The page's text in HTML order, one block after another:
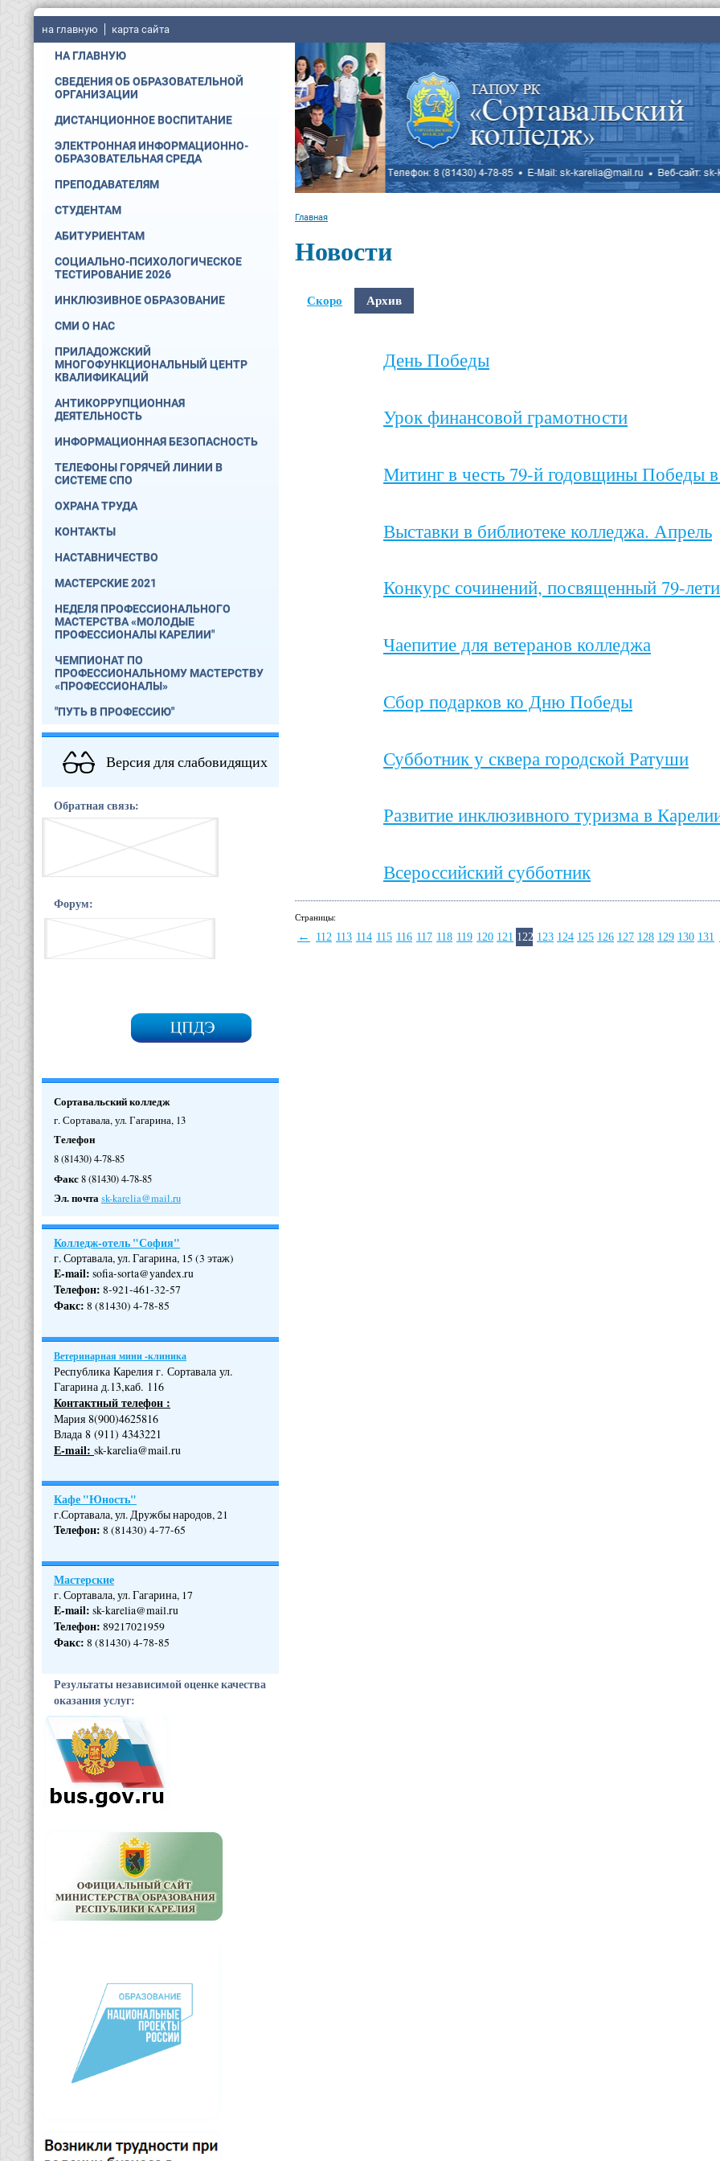
на главную карта сайта
НА ГЛАВНУЮ
СВЕДЕНИЯ ОБ ОБРАЗОВАТЕЛЬНОЙ
ОРГАНИЗАЦИИ
ДИСТАНЦИОННОЕ ВОСПИТАНИЕ
ЭЛЕКТРОННАЯ ИНФОРМАЦИОННО-
ОБРАЗОВАТЕЛЬНАЯ СРЕДА
ПРЕПОДАВАТЕЛЯМ
СТУДЕНТАМ
АБИТУРИЕНТАМ
СОЦИАЛЬНО-ПСИХОЛОГИЧЕСКОЕ
ТЕСТИРОВАНИЕ 2026
ИНКЛЮЗИВНОЕ ОБРАЗОВАНИЕ
СМИ О НАС
ПРИЛАДОЖСКИЙ
МНОГОФУНКЦИОНАЛЬНЫЙ ЦЕНТР
КВАЛИФИКАЦИЙ
АНТИКОРРУПЦИОННАЯ
ДЕЯТЕЛЬНОСТЬ
ИНФОРМАЦИОННАЯ БЕЗОПАСНОСТЬ
ТЕЛЕФОНЫ ГОРЯЧЕЙ ЛИНИИ В
СИСТЕМЕ СПО
ОХРАНА ТРУДА
КОНТАКТЫ
НАСТАВНИЧЕСТВО
МАСТЕРСКИЕ 2021
НЕДЕЛЯ ПРОФЕССИОНАЛЬНОГО
МАСТЕРСТВА «МОЛОДЫЕ
ПРОФЕССИОНАЛЫ КАРЕЛИИ"
ЧЕМПИОНАТ ПО
ПРОФЕССИОНАЛЬНОМУ МАСТЕРСТВУ
«ПРОФЕССИОНАЛЫ»
"ПУТЬ В ПРОФЕССИЮ"
Версия для слабовидящих
Обратная связь:
Форум:
Сортавальский колледж
г. Сортавала, ул. Гагарина, 13
Телефон
8 (81430) 4-78-85
Факс8 (81430) 4-78-85
Эл. почтаsk-karelia@mail.ru
Колледж-отель "София"
г. Сортавала, ул. Гагарина, 15 (3 этаж)
E-mail: sofia-sorta@yandex.ru
Телефон: 8-921-461-32-57
Факс: 8 (81430) 4-78-85
Ветеринарная мини -клиника
Республика Карелия г. Сортавала ул.
Гагарина д.13,каб. 116
Контактный телефон :
Мария 8(900)4625816
Влада 8 (911) 4343221
Е-mail: sk-karelia@mail.ru
Кафе "Юность"
г.Сортавала, ул. Дружбы народов, 21
Телефон: 8 (81430) 4-77-65
Мастерские
г. Сортавала, ул. Гагарина, 17
E-mail: sk-karelia@mail.ru
Телефон: 89217021959
Факс: 8 (81430) 4-78-85
Результаты независимой оценке качества
оказания услуг:
Главная
Новости
Скоро Архив
День Победы
Урок финансовой грамотности
Митинг в честь 79-й годовщины Победы
Выставки в библиотеке колледжа. Апрель
Конкурс сочинений, посвященный 79-
Чаепитие для ветеранов колледжа
Сбор подарков ко Дню Победы
Субботник у сквера городской Ратуши
Развитие инклюзивного туризма в
Всероссийский субботник
Страницы:
← 112 113 114 115 116 117 118 119 120 121 122 123 124 125 126 127 128 129 130 131